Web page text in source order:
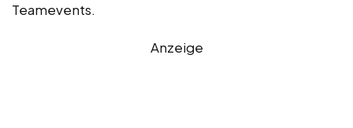
Teamevents.
Anzeige